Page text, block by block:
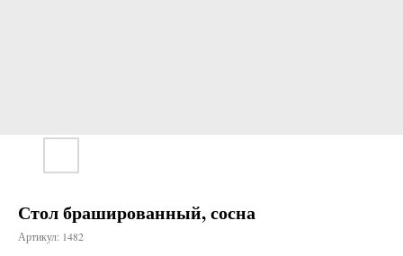
Стол брашированный, сосна
Артикул: 1482